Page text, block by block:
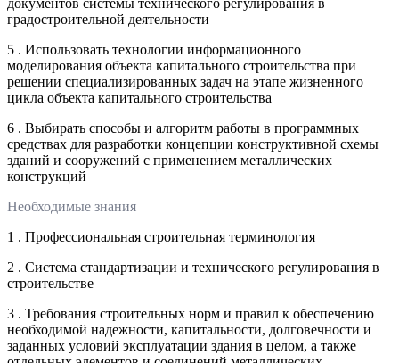
градостроительной деятельности
5 . Использовать технологии информационного
моделирования объекта капитального строительства при
решении специализированных задач на этапе жизненного
цикла объекта капитального строительства
6 . Выбирать способы и алгоритм работы в программных
средствах для разработки концепции конструктивной схемы
зданий и сооружений с применением металлических
конструкций
Необходимые знания
1 . Профессиональная строительная терминология
2 . Система стандартизации и технического регулирования в
строительстве
3 . Требования строительных норм и правил к обеспечению
необходимой надежности, капитальности, долговечности и
заданных условий эксплуатации здания в целом, а также